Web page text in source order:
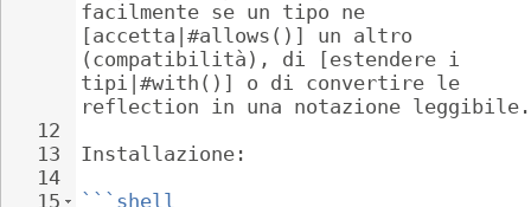
12
13
14
15
facilmente se un tipo ne
[accetta|#allows()] un altro
(compatibilità), di [estendere i
tipi|#with()] o di convertire le
reflection in una notazione leggibile.
Installazione:
```shell